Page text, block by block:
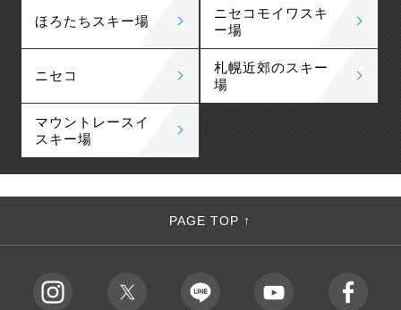
ほろたちスキー場
ニセコモイワスキ
ー場
ニセコ
札幌近郊のスキー
場
マウントレースイ
スキー場
PAGE TOP ↑